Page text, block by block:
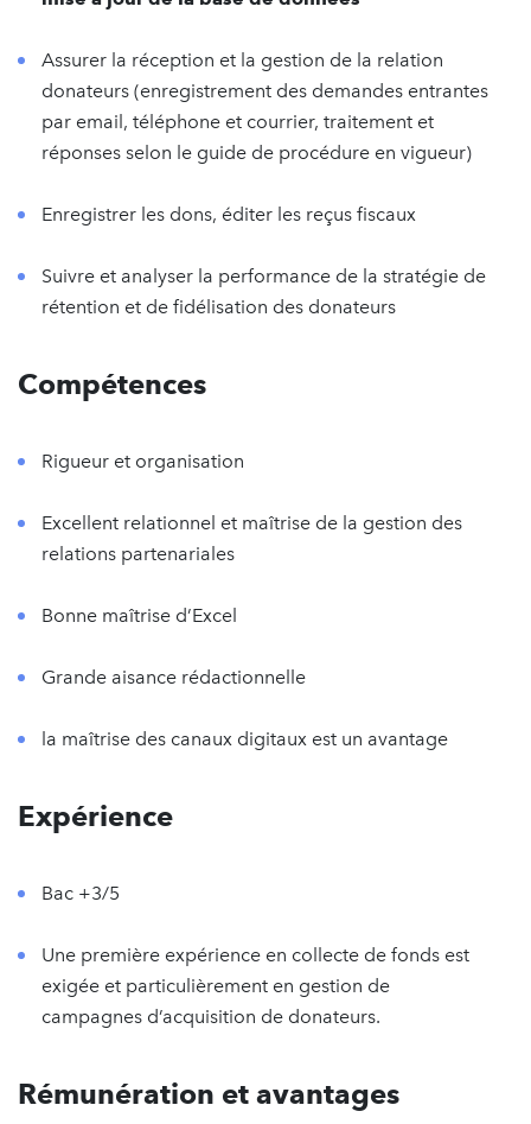
Assurer la réception et la gestion de la relation
donateurs (enregistrement des demandes entrantes
par email, téléphone et courrier, traitement et
réponses selon le guide de procédure en vigueur)
Enregistrer les dons, éditer les reçus fiscaux
Suivre et analyser la performance de la stratégie de
rétention et de fidélisation des donateurs
Compétences
Rigueur et organisation
Excellent relationnel et maîtrise de la gestion des
relations partenariales
Bonne maîtrise d’Excel
Grande aisance rédactionnelle
la maîtrise des canaux digitaux est un avantage
Expérience
Bac +3/5
Une première expérience en collecte de fonds est
exigée et particulièrement en gestion de
campagnes d’acquisition de donateurs.
Rémunération et avantages